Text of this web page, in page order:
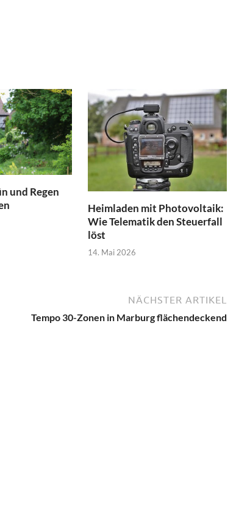
und Regen
Heimladen mit Photovoltaik:
Wie Telematik den Steuerfall
löst
14. Mai 2026
NÄCHSTER ARTIKEL
Tempo 30-Zonen in Marburg flächendeckend